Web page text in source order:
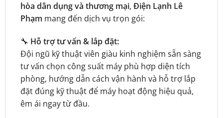
hòa dân dụng và thương mại, Điện Lạnh Lê
Phạm mang đến dịch vụ trọn gói:
🔧 Hỗ trợ tư vấn & lắp đặt:
Đội ngũ kỹ thuật viên giàu kinh nghiệm sẵn sàng
tư vấn chọn công suất máy phù hợp diện tích
phòng, hướng dẫn cách vận hành và hỗ trợ lắp
đặt đúng kỹ thuật để máy hoạt động hiệu quả,
êm ái ngay từ đầu.